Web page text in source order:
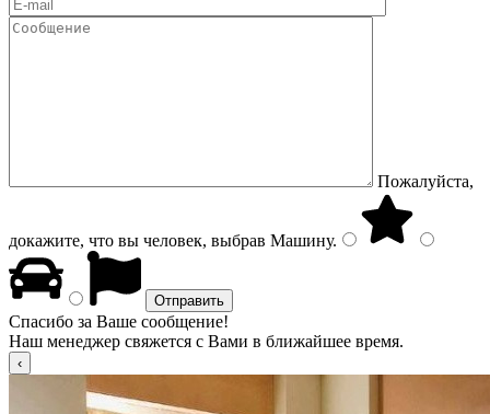
Пожалуйста,
докажите, что вы человек, выбрав Машину.
Спасибо за Ваше сообщение!
Наш менеджер свяжется с Вами в ближайшее время.